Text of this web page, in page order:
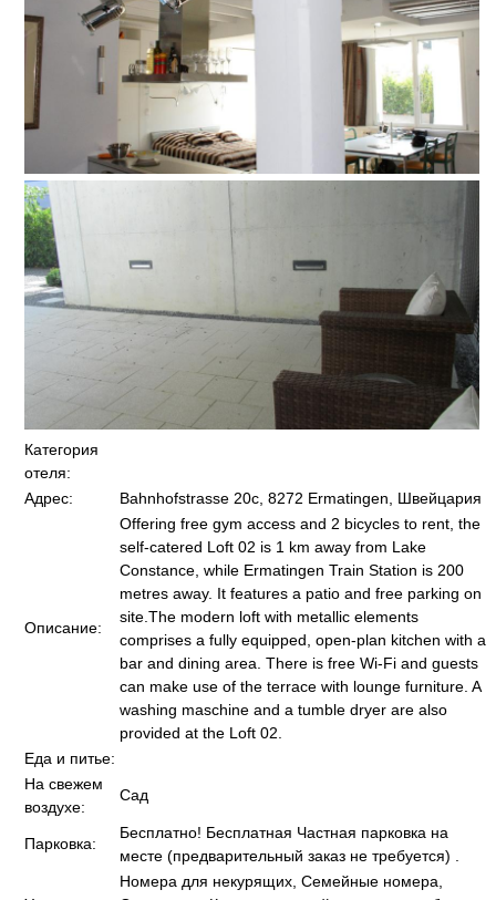
Категория
отеля:
Адрес:
Bahnhofstrasse 20c, 8272 Ermatingen, Швейцария
Описание:
Offering free gym access and 2 bicycles to rent, the
self-catered Loft 02 is 1 km away from Lake
Constance, while Ermatingen Train Station is 200
metres away. It features a patio and free parking on
site.The modern loft with metallic elements
comprises a fully equipped, open-plan kitchen with a
bar and dining area. There is free Wi-Fi and guests
can make use of the terrace with lounge furniture. A
washing maschine and a tumble dryer are also
provided at the Loft 02.
Еда и питье:
На свежем
воздухе:
Сад
Парковка:
Бесплатно! Бесплатная Частная парковка на
месте (предварительный заказ не требуется) .
Номера для некурящих, Семейные номера,